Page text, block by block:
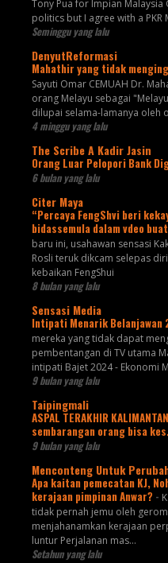
Tony Pua for Impian
politics but I agree with a
Seminggu yang lalu
DenyutReformasi
Mahathir yang tidak
Sayuti Omar CEMUAH Dr.
orang Melayu sebagai
dilupai selama-lamanya oleh
4 minggu yang lalu
The Scribe A Kadir Jasin
Orang Luar Pelopori Bank
6 bulan yang lalu
Citer Maya
“Percaya FengShvi beri
bidassemula dalam vdeo
baru ini, usahawan sensasi
Rosli teruk dikcam selepas
kebaikan FengShui
8 bulan yang lalu
Sensasi Media
Intipati Menarik Belanjawan
mereka yang tidak dapat
pembentangan di TV utama
intipati Bajet 2024 - Ekonomi
9 bulan yang lalu
Taipingmali
ASPAL TERAKHIR
sembarangan orang bisa
9 bulan yang lalu
Menconteng Untuk
Apa kaitan pemecatan KJ,
kerajaan pimpinan Anwar? -
tidak pernah jemu oleh
menjahanamkan kerajaan
luntur Perjalanan mas...
Setahun yang lalu